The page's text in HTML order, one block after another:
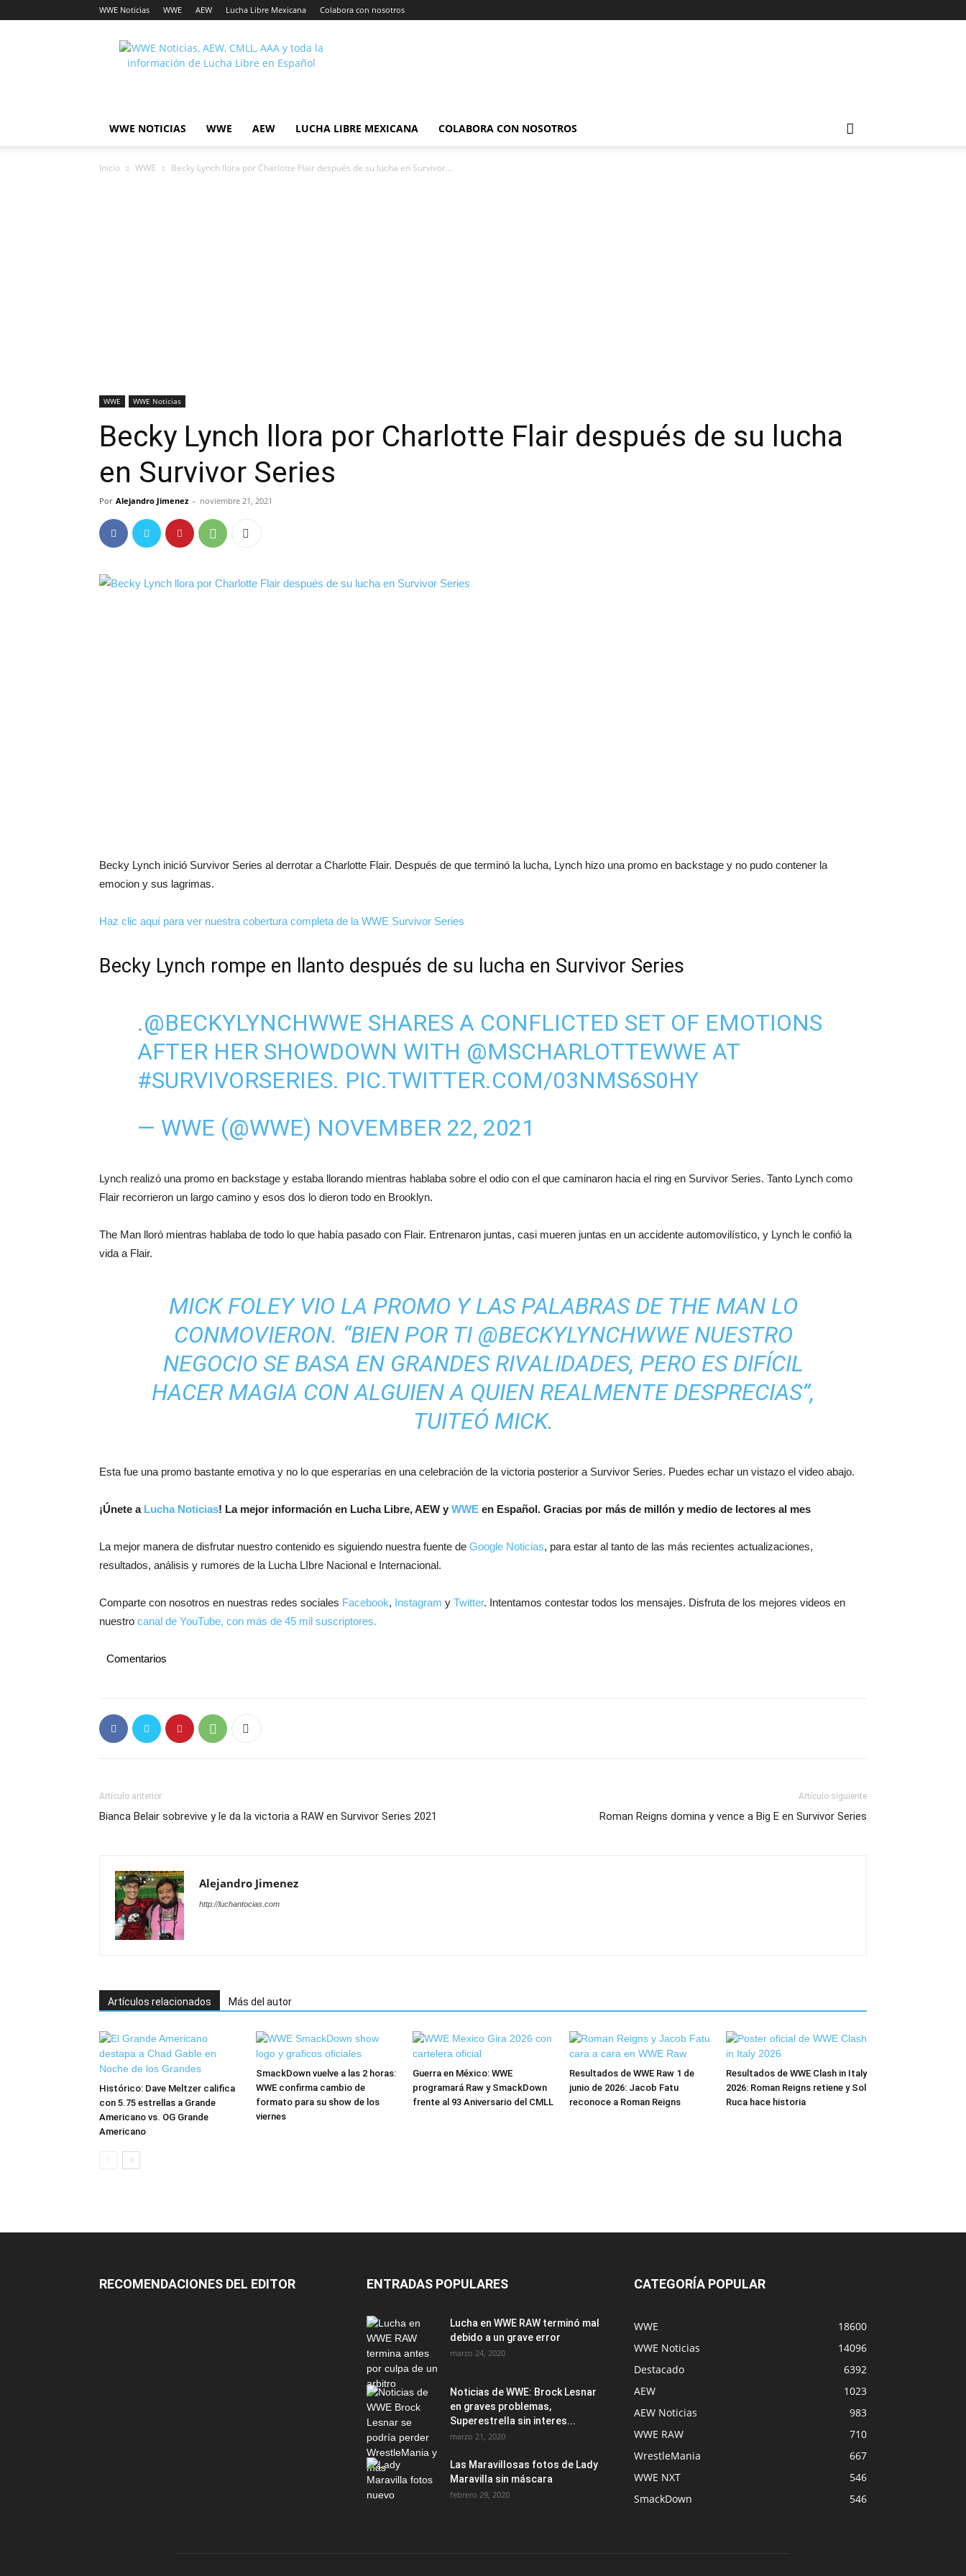
WWE Noticias WWE AEW Lucha Libre Mexicana Colabora con nosotros
Lucha
Noticias
WWE NOTICIAS WWE AEW LUCHA LIBRE MEXICANA COLABORA CON NOSOTROS
Inicio WWE Becky Lynch llora por Charlotte Flair después de su lucha en Survivor...
WWE WWE Noticias
Becky Lynch llora por Charlotte Flair después de su lucha
en Survivor Series
Por Alejandro Jimenez - noviembre 21, 2021
Becky Lynch inició Survivor Series al derrotar a Charlotte Flair. Después de que terminó la lucha, Lynch hizo una promo en backstage y no pudo contener la
emocion y sus lagrimas.
Haz clic aquí para ver nuestra cobertura completa de la WWE Survivor Series
Becky Lynch rompe en llanto después de su lucha en Survivor Series
.@BECKYLYNCHWWE SHARES A CONFLICTED SET OF EMOTIONS
AFTER HER SHOWDOWN WITH @MSCHARLOTTEWWE AT
#SURVIVORSERIES. PIC.TWITTER.COM/03NMS6S0HY
— WWE (@WWE) NOVEMBER 22, 2021
Lynch realizó una promo en backstage y estaba llorando mientras hablaba sobre el odio con el que caminaron hacia el ring en Survivor Series. Tanto Lynch como
Flair recorrieron un largo camino y esos dos lo dieron todo en Brooklyn.
The Man lloró mientras hablaba de todo lo que había pasado con Flair. Entrenaron juntas, casi mueren juntas en un accidente automovilístico, y Lynch le confió la
vida a Flair.
MICK FOLEY VIO LA PROMO Y LAS PALABRAS DE THE MAN LO
CONMOVIERON. “BIEN POR TI @BECKYLYNCHWWE NUESTRO
NEGOCIO SE BASA EN GRANDES RIVALIDADES, PERO ES DIFÍCIL
HACER MAGIA CON ALGUIEN A QUIEN REALMENTE DESPRECIAS”,
TUITEÓ MICK.
Esta fue una promo bastante emotiva y no lo que esperarías en una celebración de la victoria posterior a Survivor Series. Puedes echar un vistazo el video abajo.
¡Únete a Lucha Noticias! La mejor información en Lucha Libre, AEW y WWE en Español. Gracias por más de millón y medio de lectores al mes
La mejor manera de disfrutar nuestro contenido es siguiendo nuestra fuente de Google Noticias, para estar al tanto de las más recientes actualizaciones,
resultados, análisis y rumores de la Lucha LIbre Nacional e Internacional.
Comparte con nosotros en nuestras redes sociales Facebook, Instagram y Twitter. Intentamos contestar todos los mensajes. Disfruta de los mejores videos en
nuestro canal de YouTube, con más de 45 mil suscriptores.
Comentarios
Artículo anterior
Bianca Belair sobrevive y le da la victoria a RAW en Survivor Series 2021
Artículo siguiente
Roman Reigns domina y vence a Big E en Survivor Series
Alejandro Jimenez
http://luchantocias.com
Artículos relacionados Más del autor
Histórico: Dave Meltzer califica
con 5.75 estrellas a Grande
Americano vs. OG Grande
Americano
SmackDown vuelve a las 2 horas:
WWE confirma cambio de
formato para su show de los
viernes
Guerra en México: WWE
programará Raw y SmackDown
frente al 93 Aniversario del CMLL
Resultados de WWE Raw 1 de
junio de 2026: Jacob Fatu
reconoce a Roman Reigns
Resultados de WWE Clash in Italy
2026: Roman Reigns retiene y Sol
Ruca hace historia
RECOMENDACIONES DEL EDITOR ENTRADAS POPULARES
Lucha en WWE RAW terminó mal
debido a un grave error
marzo 24, 2020
Noticias de WWE: Brock Lesnar
en graves problemas,
Superestrella sin interes...
marzo 21, 2020
Las Maravillosas fotos de Lady
Maravilla sin máscara
febrero 29, 2020
CATEGORÍA POPULAR
WWE
18600
WWE Noticias
14096
Destacado
6392
AEW
1023
AEW Noticias
983
WWE RAW
710
WrestleMania
667
WWE NXT
546
SmackDown
546